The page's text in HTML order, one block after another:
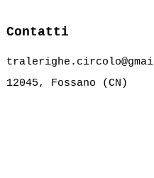
Contatti
12045, Fossano (CN)